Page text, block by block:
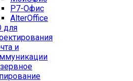
Р7-Офис
AlterOffice
для
и